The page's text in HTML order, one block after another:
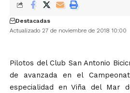
Actualizado 27 de noviembre de 2018 10:00
Destacadas
Pilotos del Club San Antonio
de avanzada en el
especialidad en Viña del Mar